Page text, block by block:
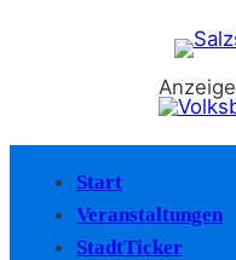
Anzeige
Start
Veranstaltungen
StadtTicker